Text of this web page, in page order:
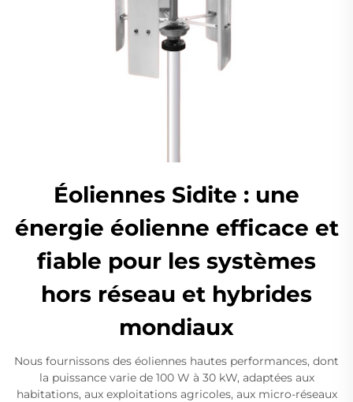
Éoliennes Sidite : une
énergie éolienne efficace et
fiable pour les systèmes
hors réseau et hybrides
mondiaux
Nous fournissons des éoliennes hautes performances, dont
la puissance varie de 100 W à 30 kW, adaptées aux
habitations, aux exploitations agricoles, aux micro-réseaux